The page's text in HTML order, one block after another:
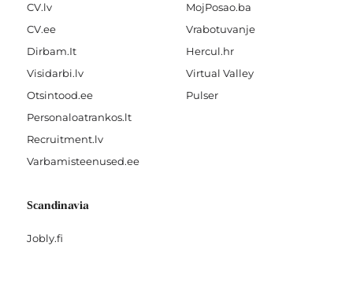
CV.lv
CV.ee
Dirbam.It
Visidarbi.lv
Otsintood.ee
Personaloatrankos.lt
Recruitment.lv
Varbamisteenused.ee
MojPosao.ba
Vrabotuvanje
Hercul.hr
Virtual Valley
Pulser
Scandinavia
Jobly.fi